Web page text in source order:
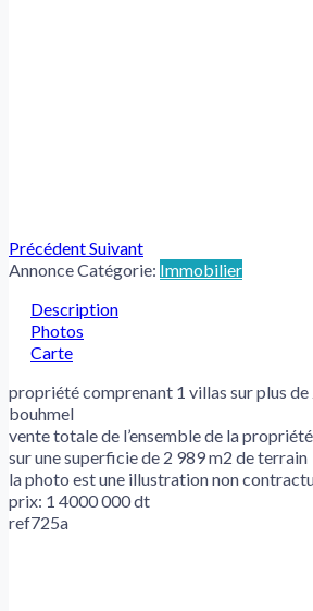
PrécédentSuivant
Annonce Catégorie: Immobilier
Description
Photos
Carte
propriété comprenant 1 villas sur plus de
bouhmel
vente totale de l’ensemble de la
sur une superficie de 2 989 m2 de terrain
la photo est une illustration non
prix: 1 4000 000 dt
ref725a